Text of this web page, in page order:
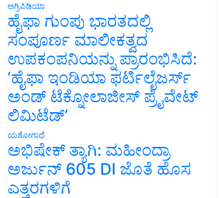
ಅಗ್ರಿಪಿಡಿಯಾ
ಹೈಫಾ ಗುಂಪು ಭಾರತದಲ್ಲಿ
ಸಂಪೂರ್ಣ ಮಾಲೀಕತ್ವದ
ಉಪಕಂಪನಿಯನ್ನು ಪ್ರಾರಂಭಿಸಿದೆ:
‘ಹೈಫಾ ಇಂಡಿಯಾ ಫರ್ಟಿಲೈಜರ್ಸ್
ಅಂಡ್ ಟೆಕ್ನೋಲಾಜೀಸ್ ಪ್ರೈವೇಟ್
ಲಿಮಿಟೆಡ್’
ಯಶೋಗಾಥೆ
ಅಭಿಷೇಕ್ ತ್ಯಾಗಿ: ಮಹೀಂದ್ರಾ
ಅರ್ಜುನ್ 605 DI ಜೊತೆ ಹೊಸ
ಎತ್ತರಗಳಿಗೆ